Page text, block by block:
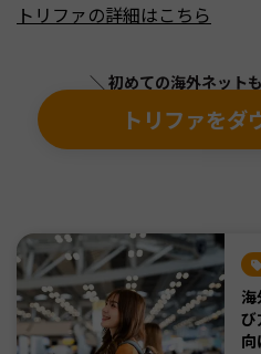
トリファの詳細はこちら
＼ 初めての海外ネット
トリファをダ
び